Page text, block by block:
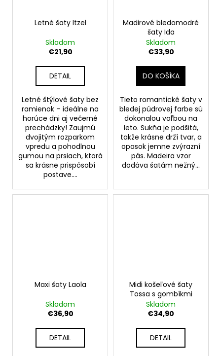
Letné šaty Itzel
Skladom
€21,90
DETAIL
Letné štýlové šaty bez
ramienok – ideálne na
horúce dni aj večerné
prechádzky! Zaujmú
dvojitým rozparkom
vpredu a pohodlnou
gumou na prsiach, ktorá
sa krásne prispôsobí
postave....
Madirové bledomodré
šaty Ida
Skladom
€33,90
DO KOŠÍKA
Tieto romantické šaty v
bledej púdrovej farbe sú
dokonalou voľbou na
leto. Sukňa je podšitá,
takže krásne drží tvar, a
opasok jemne zvýrazní
pás. Madeira vzor
dodáva šatám nežný...
Maxi šaty Laola
Skladom
€36,90
DETAIL
Midi košeľové šaty
Tossa s gombíkmi
Skladom
€34,90
DETAIL